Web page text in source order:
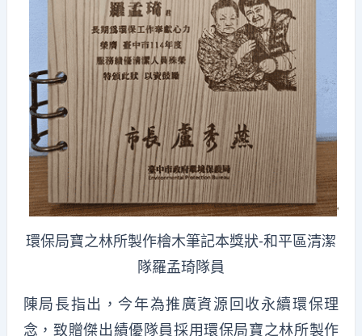
環保局寶之林所製作檜木筆記本獎狀-和平區清潔
隊羅孟琦隊員
陳局長指出，今年為推廣資源回收永續環保理
念，致贈傑出績優隊員採用環保局寶之林所製作